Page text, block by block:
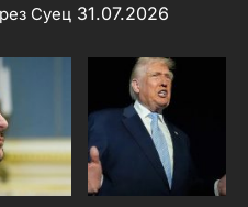
Суец 31.07.2026